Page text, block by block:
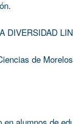
DIVERSIDAD
de